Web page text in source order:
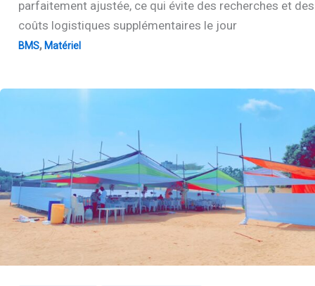
parfaitement ajustée, ce qui évite des recherches et des
coûts logistiques supplémentaires le jour
BMS, Matériel